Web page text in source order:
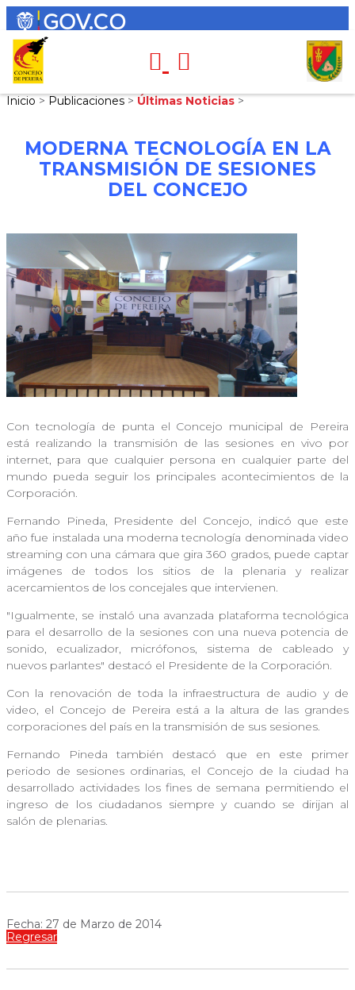
Inicio > Publicaciones > Últimas Noticias >
MODERNA TECNOLOGÍA EN LA
TRANSMISIÓN DE SESIONES
DEL CONCEJO
Con tecnología de punta el Concejo municipal de Pereira
está realizando la transmisión de las sesiones en vivo por
internet, para que cualquier persona en cualquier parte del
mundo pueda seguir los principales acontecimientos de la
Corporación.
Fernando Pineda, Presidente del Concejo, indicó que este
año fue instalada una moderna tecnología denominada video
streaming con una cámara que gira 360 grados, puede captar
imágenes de todos los sitios de la plenaria y realizar
acercamientos de los concejales que intervienen.
"Igualmente, se instaló una avanzada plataforma tecnológica
para el desarrollo de la sesiones con una nueva potencia de
sonido, ecualizador, micrófonos, sistema de cableado y
nuevos parlantes" destacó el Presidente de la Corporación.
Con la renovación de toda la infraestructura de audio y de
video, el Concejo de Pereira está a la altura de las grandes
corporaciones del país en la transmisión de sus sesiones.
Fernando Pineda también destacó que en este primer
periodo de sesiones ordinarias, el Concejo de la ciudad ha
desarrollado actividades los fines de semana permitiendo el
ingreso de los ciudadanos siempre y cuando se dirijan al
salón de plenarias.
Fecha: 27 de Marzo de 2014
Regresar